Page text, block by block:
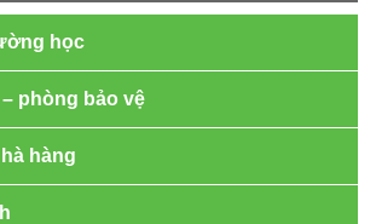
học
phòng bảo vệ
hàng